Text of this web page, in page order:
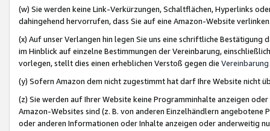
(w) Sie werden keine Link-Verkürzungen, Schaltflächen, Hyperlinks
dahingehend hervorrufen, dass Sie auf eine Amazon-Website
(x) Auf unser Verlangen hin legen Sie uns eine schriftliche
im Hinblick auf einzelne Bestimmungen der Vereinbarung,
vorlegen, stellt dies einen erheblichen Verstoß gegen die Vereinbarung
(y) Sofern Amazon dem nicht zugestimmt hat darf Ihre Website nicht
(z) Sie werden auf Ihrer Website keine Programminhalte anzeigen
Amazon-Websites sind (z. B. von anderen Einzelhändlern
oder anderen Informationen oder Inhalte anzeigen oder anderweitig